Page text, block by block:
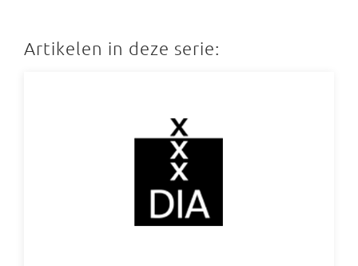
Artikelen in deze serie: